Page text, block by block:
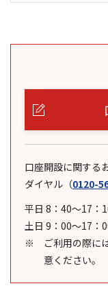
口座開設に関する
ダイヤル （0120-
平日 8：40～17：
土日 9：00～17：
ご利用の際に
意ください。